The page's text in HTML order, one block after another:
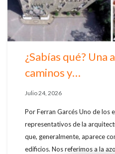
¿Sabías qué? Una
caminos y…
Julio 24, 2026
Por Ferran Garcés Uno de los
representativos de la
que, generalmente, aparece
edificios. Nos referimos a la